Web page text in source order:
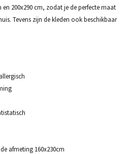
en 200x290 cm, zodat je de perfecte maat
Tevens zijn de kleden ook beschikbaar
afmeting 160x230cm